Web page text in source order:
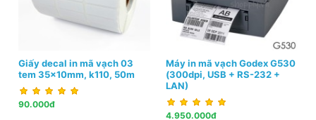
Giấy decal in mã vạch 03
tem 35x10mm, k110, 50m
90.000đ
Máy in mã vạch Godex G530
(300dpi, USB + RS-232 +
LAN)
4.950.000đ